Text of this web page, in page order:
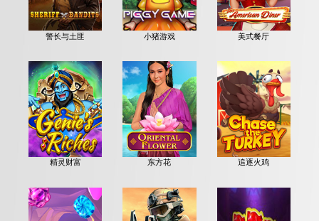
警长与土匪 小猪游戏 美式餐厅
精灵财富 东方花 追逐火鸡